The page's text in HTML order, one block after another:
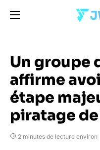
Un groupe
affirme
étape
piratage de
2 minutes de lecture environ